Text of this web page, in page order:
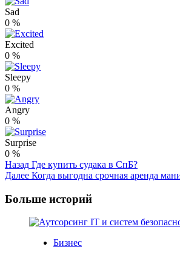
Sad
0 %
Excited
0 %
Sleepy
0 %
Angry
0 %
Surprise
0 %
Post
Navigation
Назад Где купить судака в СпБ?
Далее Когда выгодна срочная аренда
Больше историй
Бизнес